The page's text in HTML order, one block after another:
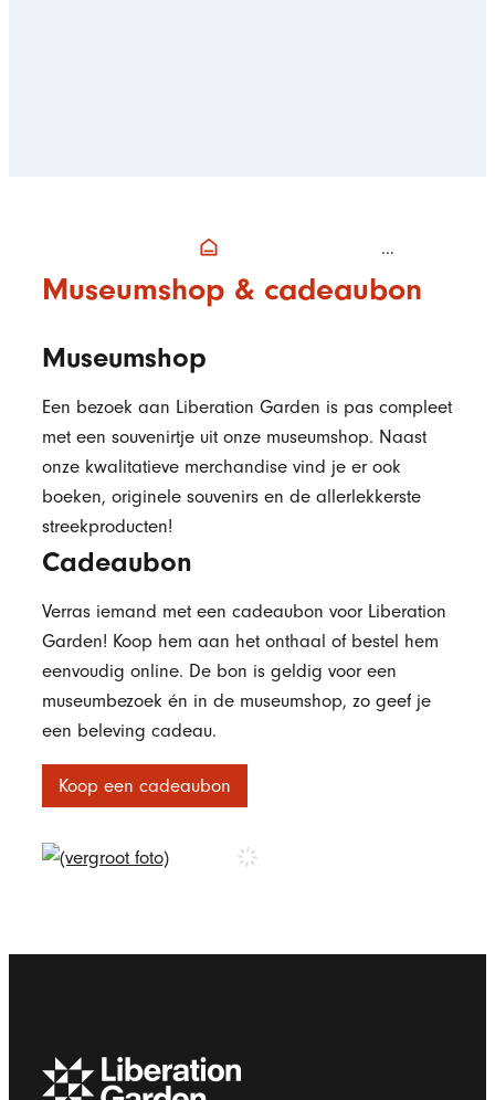
Museumshop & cadeaubon
Museumshop
Een bezoek aan Liberation Garden is pas compleet
met een souvenirtje uit onze museumshop. Naast
onze kwalitatieve merchandise vind je er ook
boeken, originele souvenirs en de allerlekkerste
streekproducten!
Cadeaubon
Verras iemand met een cadeaubon voor Liberation
Garden! Koop hem aan het onthaal of bestel hem
eenvoudig online. De bon is geldig voor een
museumbezoek én in de museumshop, zo geef je
een beleving cadeau.
Koop een cadeaubon